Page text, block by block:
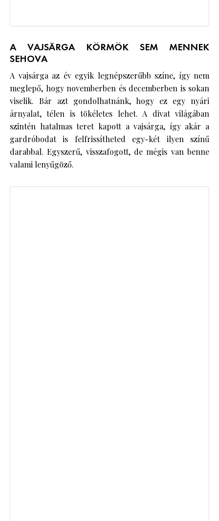
A VAJSÁRGA KÖRMÖK SEM MENNEK
SEHOVA
A vajsárga az év egyik legnépszerűbb színe, így nem
meglepő, hogy novemberben és decemberben is sokan
viselik. Bár azt gondolhatnánk, hogy ez egy nyári
árnyalat, télen is tökéletes lehet. A divat világában
szintén hatalmas teret kapott a vajsárga, így akár a
gardróbodat is felfrissítheted egy-két ilyen színű
darabbal. Egyszerű, visszafogott, de mégis van benne
valami lenyűgöző.